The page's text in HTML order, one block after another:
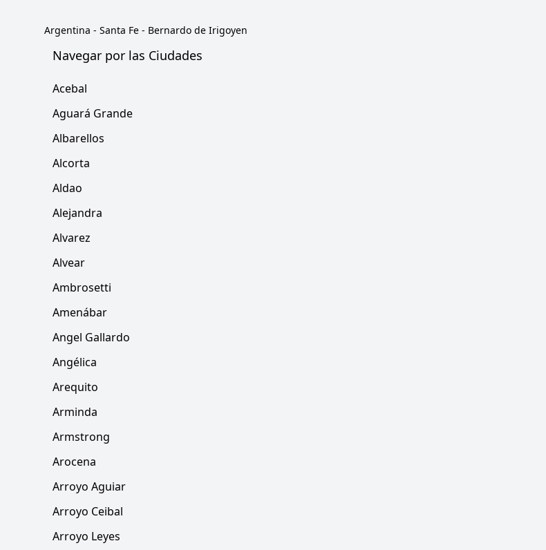
Argentina - Santa Fe - Bernardo de Irigoyen
Navegar por las Ciudades
Acebal
Aguará Grande
Albarellos
Alcorta
Aldao
Alejandra
Alvarez
Alvear
Ambrosetti
Amenábar
Angel Gallardo
Angélica
Arequito
Arminda
Armstrong
Arocena
Arroyo Aguiar
Arroyo Ceibal
Arroyo Leyes